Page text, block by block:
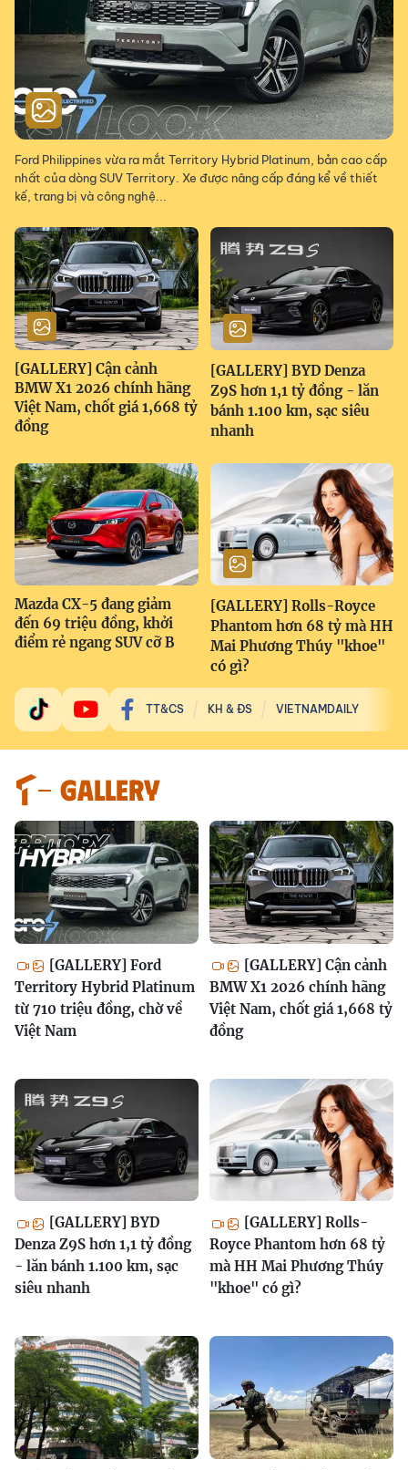
Ford Philippines vừa ra mắt Territory Hybrid Platinum, bản cao cấp
nhất của dòng SUV Territory. Xe được nâng cấp đáng kể về thiết
kế, trang bị và công nghệ...
[GALLERY] Cận cảnh
BMW X1 2026 chính hãng
Việt Nam, chốt giá 1,668 tỷ
đồng
[GALLERY] BYD Denza
Z9S hơn 1,1 tỷ đồng - lăn
bánh 1.100 km, sạc siêu
nhanh
Mazda CX-5 đang giảm
đến 69 triệu đồng, khởi
điểm rẻ ngang SUV cỡ B
[GALLERY] Rolls-Royce
Phantom hơn 68 tỷ mà HH
Mai Phương Thúy "khoe"
có gì?
TT&CS KH & ĐS VIETNAMDAILY
GALLERY
[GALLERY] Ford
Territory Hybrid Platinum
từ 710 triệu đồng, chờ về
Việt Nam
[GALLERY] Cận cảnh
BMW X1 2026 chính hãng
Việt Nam, chốt giá 1,668 tỷ
đồng
[GALLERY] BYD
Denza Z9S hơn 1,1 tỷ đồng
- lăn bánh 1.100 km, sạc
siêu nhanh
[GALLERY] Rolls-
Royce Phantom hơn 68 tỷ
mà HH Mai Phương Thúy
"khoe" có gì?